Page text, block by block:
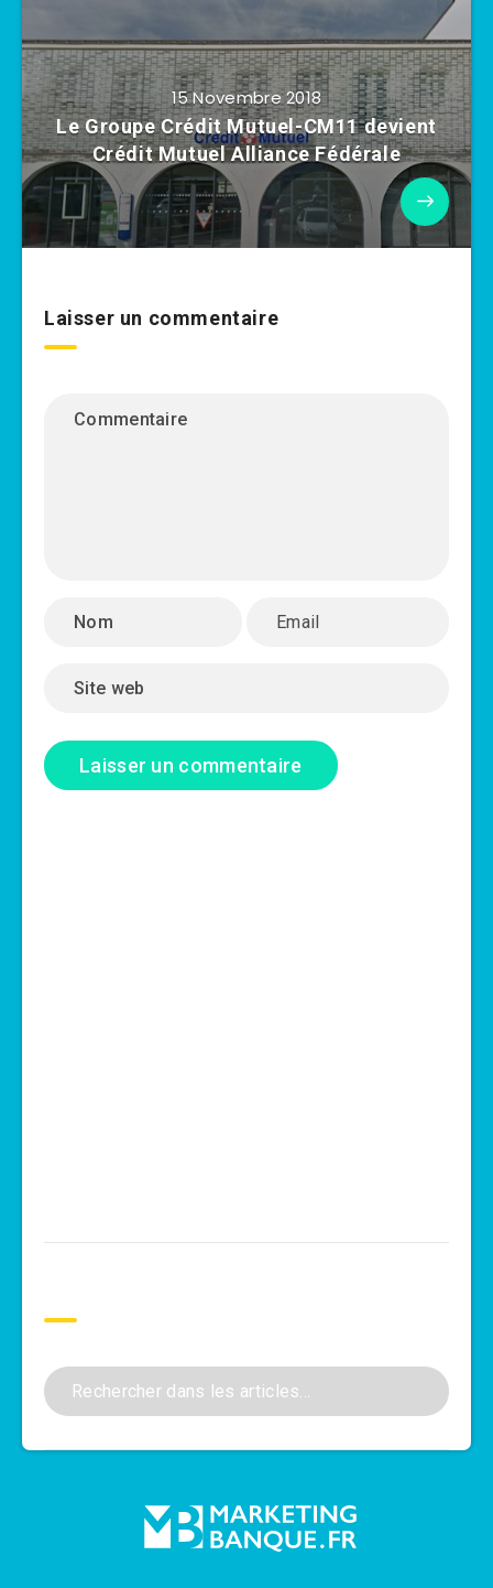
15 Novembre 2018
Le Groupe Crédit Mutuel-CM11 devient
Crédit Mutuel Alliance Fédérale
Laisser un commentaire